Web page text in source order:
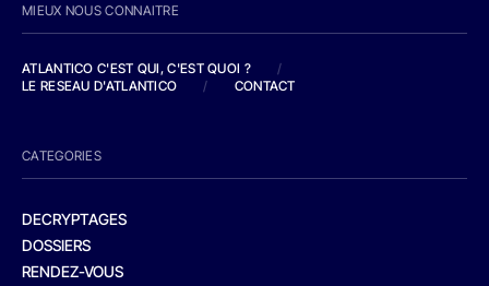
MIEUX NOUS CONNAITRE
ATLANTICO C'EST QUI, C'EST QUOI ?
/
LE RESEAU D'ATLANTICO
/ CONTACT
CATEGORIES
DECRYPTAGES
DOSSIERS
RENDEZ-VOUS